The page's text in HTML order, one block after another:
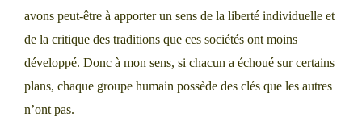
avons peut-être à apporter un sens de la liberté individuelle et
de la critique des traditions que ces sociétés ont moins
développé. Donc à mon sens, si chacun a échoué sur certains
plans, chaque groupe humain possède des clés que les autres
n’ont pas.